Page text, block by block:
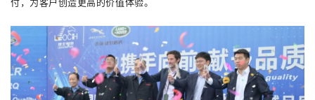
付，为客户创造更高的价值体验。